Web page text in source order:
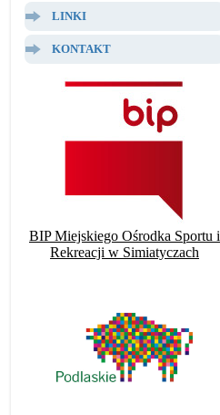
LINKI
KONTAKT
BIP Miejskiego Ośrodka Sportu i
Rekreacji w Simiatyczach